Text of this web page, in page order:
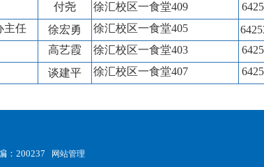
付尧 徐汇校区一食堂409
主任 徐宏勇 徐汇校区一食堂405
高艺霞 徐汇校区一食堂403
谈建平 徐汇校区一食堂407
：200237 网站管理